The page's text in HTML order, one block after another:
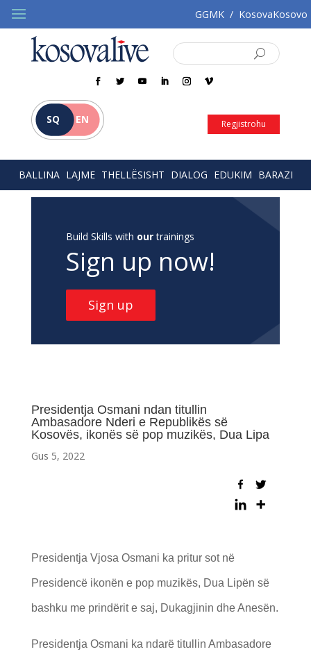
GGMK / KosovaKosovo
SQ EN Regjistrohu
BALLINA LAJME THELLËSISHT DIALOG EDUKIM BARAZI
Build Skills with ourtrainings
Sign up now!
Sign up
Presidentja Osmani ndan titullin
Ambasadore Nderi e Republikës së
Kosovës, ikonës së pop muzikës, Dua Lipa
Gus 5, 2022
Presidentja Vjosa Osmani ka pritur sot në
Presidencë ikonën e pop muzikës, Dua Lipën së
bashku me prindërit e saj, Dukagjinin dhe Anesën.
Presidentja Osmani ka ndarë titullin Ambasadore